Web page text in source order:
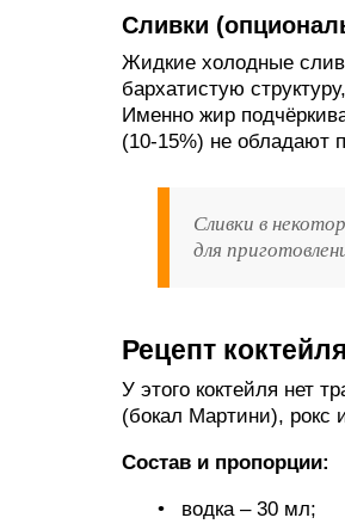
Сливки
Жидкие холодные
бархатистую
Именно жир
(10-15%) не обладают
Сливки в
для
Рецепт
У этого коктейля нет
(бокал Мартини), рокс
Состав и пропорции:
водка – 30 мл;